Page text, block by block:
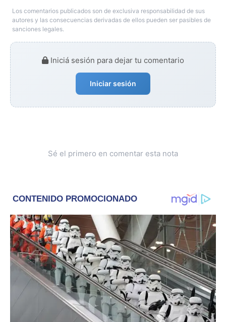
Los comentarios publicados son de exclusiva responsabilidad de sus
autores y las consecuencias derivadas de ellos pueden ser pasibles de
sanciones legales.
Iniciá sesión para dejar tu comentario
Iniciar sesión
Sé el primero en comentar esta nota